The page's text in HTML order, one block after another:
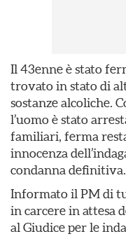
Il 43enne è stato
trovato in stato di
sostanze alcoliche.
l’uomo è stato
familiari, ferma
innocenza
condanna definitiva.
Informato il PM di
in carcere in attesa
al Giudice per le